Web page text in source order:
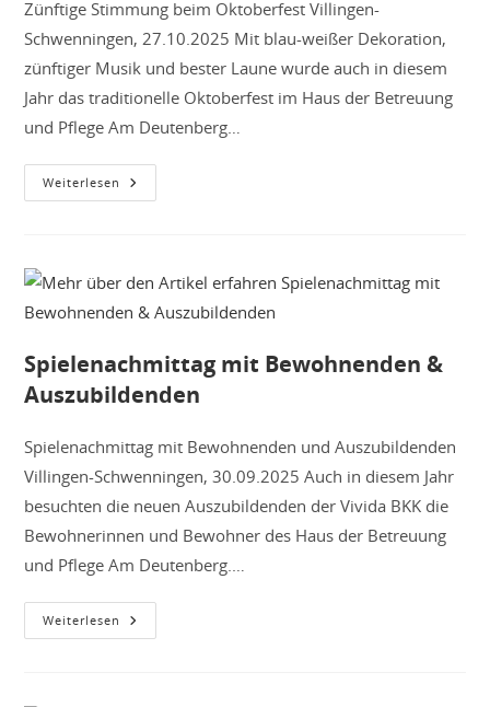
Zünftige Stimmung beim Oktoberfest Villingen-
Schwenningen, 27.10.2025 Mit blau-weißer Dekoration,
zünftiger Musik und bester Laune wurde auch in diesem
Jahr das traditionelle Oktoberfest im Haus der Betreuung
und Pflege Am Deutenberg…
Weiterlesen Zünftige
Stimmung
Spielenachmittag mit Bewohnenden &
Auszubildenden
Spielenachmittag mit Bewohnenden und Auszubildenden
Villingen-Schwenningen, 30.09.2025 Auch in diesem Jahr
besuchten die neuen Auszubildenden der Vivida BKK die
Bewohnerinnen und Bewohner des Haus der Betreuung
und Pflege Am Deutenberg.…
Weiterlesen Spielenachmittag
Mit